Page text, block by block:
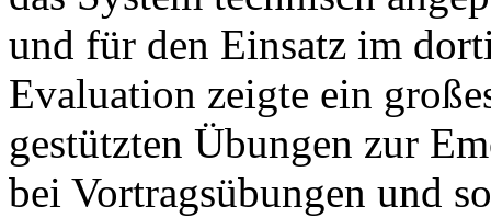
und für den Einsatz im
Evaluation zeigte ein
gestützten Übungen zur
bei Vortragsübungen und